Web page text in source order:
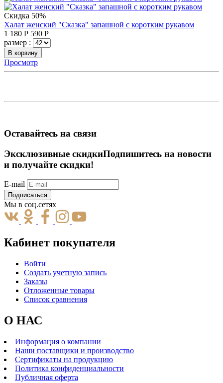
Скидка 50%
Халат женский "Сказка" запашной с коротким рукавом
1 180 Р 590 Р
размер :
В корзину
Просмотр
Оставайтесь на связи
Эксклюзивные скидкиПодпишитесь на новости
и получайте скидки!
E-mail
Подписаться
Мы в соц.сетях
Кабинет покупателя
Войти
Создать учетную запись
Заказы
Отложенные товары
Список сравнения
О НАС
Информация о компании
Наши поставщики и производство
Сертификаты на продукцию
Политика конфиденциальности
Публичная оферта